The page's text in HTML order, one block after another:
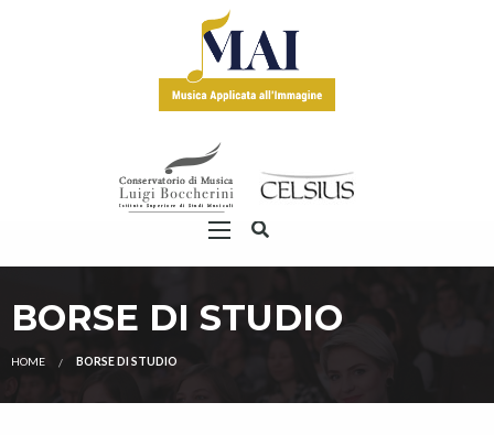
BORSE DI STUDIO
HOME BORSE DI STUDIO